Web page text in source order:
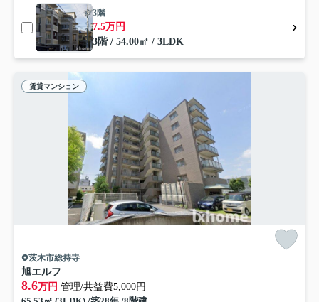
3階
7.5万円
3階 / 54.00㎡ / 3LDK
賃貸マンション
茨木市総持寺
旭エルフ
8.6万円 管理/共益費5,000円